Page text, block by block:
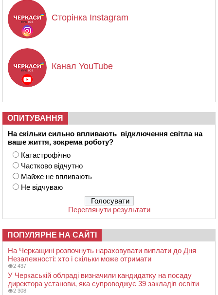
Сторінка Instagram
Канал YouTube
ОПИТУВАННЯ
На скільки сильно впливають відключення світла на
ваше життя, зокрема роботу?
Катастрофічно
Частково відчутно
Майже не впливають
Не відчуваю
Переглянути результати
ПОПУЛЯРНЕ НА САЙТІ
На Черкащині розпочнуть нараховувати виплати до Дня
Незалежності: хто і скільки може отримати
2 437
У Черкаській облраді визначили кандидатку на посаду
директора установи, яка супроводжує 39 закладів освіти
2 308